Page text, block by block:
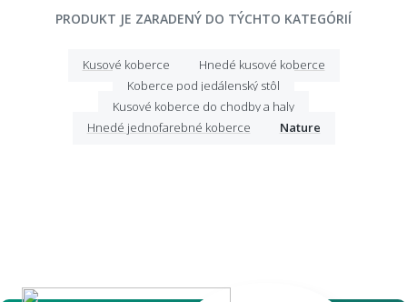
PRODUKT JE ZARADENÝ DO TÝCHTO KATEGÓRIÍ
Kusové koberce
Hnedé kusové koberce
Koberce pod jedálenský stôl
Kusové koberce do chodby a haly
Hnedé jednofarebné koberce
Nature